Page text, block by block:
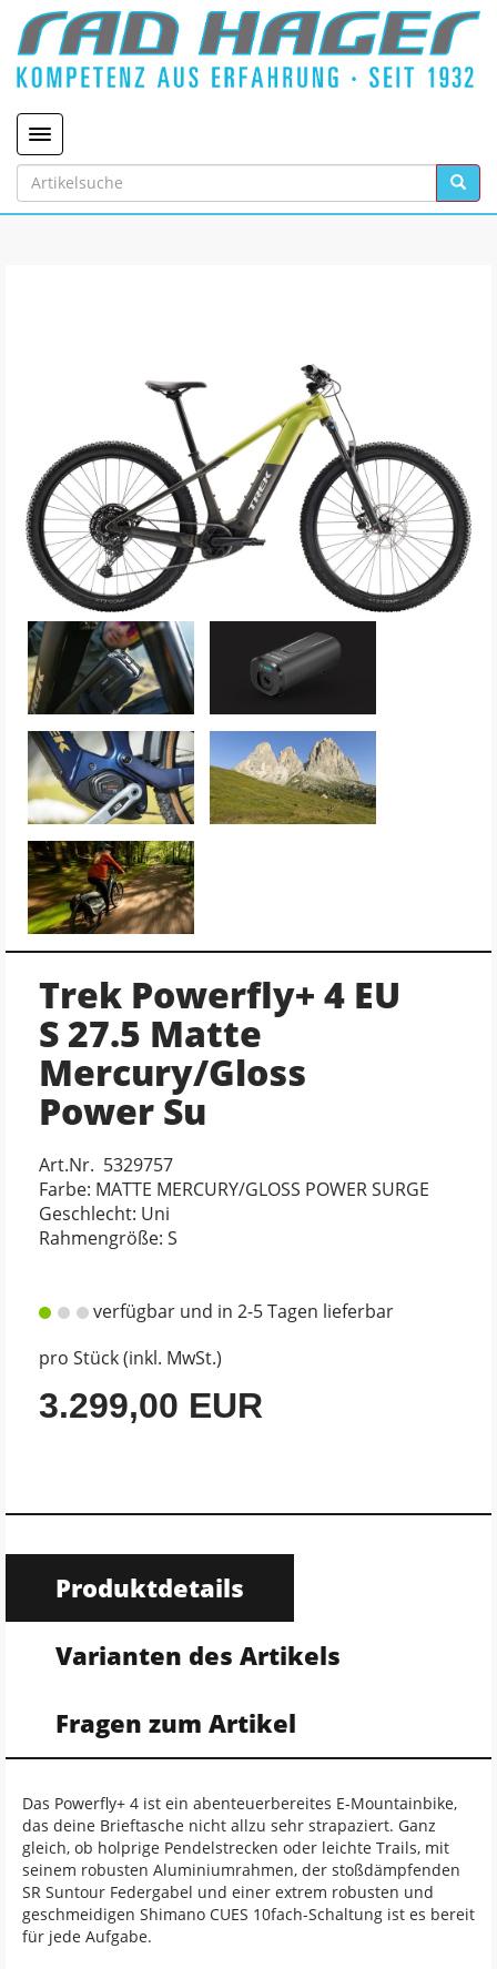
Toggle navigation
Trek Powerfly+ 4 EU
S 27.5 Matte
Mercury/Gloss
Power Su
Art.Nr. 5329757
Farbe: MATTE MERCURY/GLOSS POWER SURGE
Geschlecht: Uni
Rahmengröße: S
verfügbar und in 2-5 Tagen lieferbar
pro Stück (inkl. MwSt.)
3.299,00 EUR
Produktdetails
Varianten des Artikels
Fragen zum Artikel
Das Powerfly+ 4 ist ein abenteuerbereites E-Mountainbike,
das deine Brieftasche nicht allzu sehr strapaziert. Ganz
gleich, ob holprige Pendelstrecken oder leichte Trails, mit
seinem robusten Aluminiumrahmen, der stoßdämpfenden
SR Suntour Federgabel und einer extrem robusten und
geschmeidigen Shimano CUES 10fach-Schaltung ist es bereit
für jede Aufgabe.